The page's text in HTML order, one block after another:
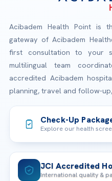
Acibadem Health Point is
gateway of Acibadem
first consultation to your
multilingual team
accredited Acibadem
planning, travel and follow-
Check-Up
Explore our health
JCI Accredited
International quality &